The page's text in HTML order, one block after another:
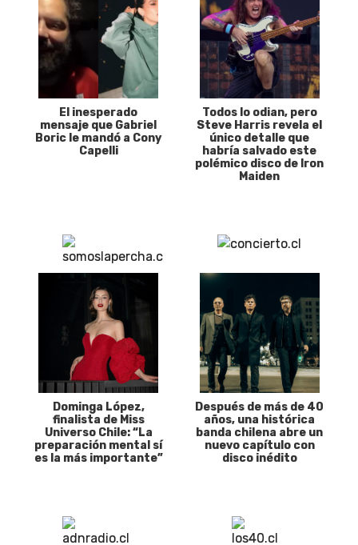
El inesperado
mensaje que Gabriel
Boric le mandó a Cony
Capelli
Todos lo odian, pero
Steve Harris revela el
único detalle que
habría salvado este
polémico disco de Iron
Maiden
Dominga López,
finalista de Miss
Universo Chile: “La
preparación mental sí
es la más importante”
Después de más de 40
años, una histórica
banda chilena abre un
nuevo capítulo con
disco inédito